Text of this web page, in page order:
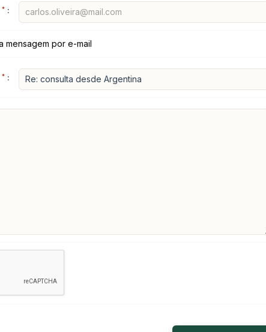
* :
mensagem por e-mail
* :